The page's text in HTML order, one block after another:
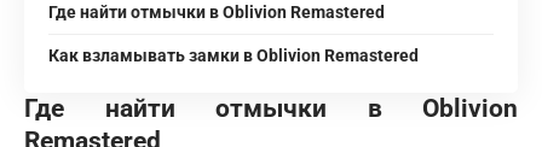
Где найти отмычки в Oblivion Remastered
Как взламывать замки в Oblivion Remastered
Где найти отмычки в Oblivion
Remastered